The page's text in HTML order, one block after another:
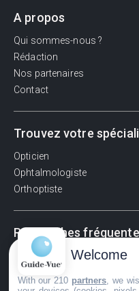
A propos
Qui sommes-nous ?
Rédaction
Nos partenaires
Contact
Trouvez votre
Opticien
Ophtalmologiste
Orthoptiste
Recherches
Pathologies adultes
La vision
Welcome
With our 210 partners , we